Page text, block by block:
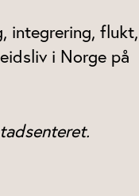
integrering, flukt,
i Norge på